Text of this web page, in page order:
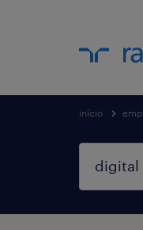
início